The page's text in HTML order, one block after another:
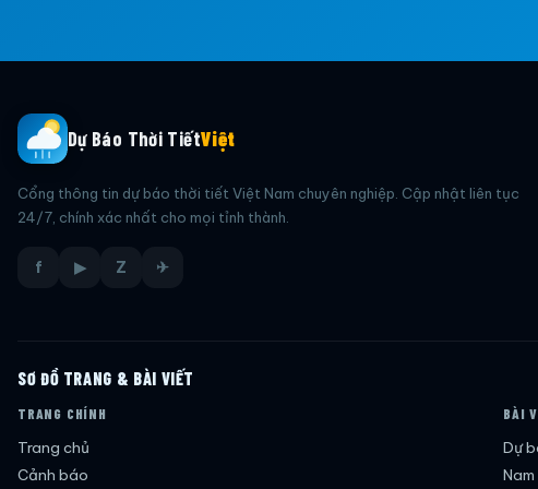
Dự Báo Thời TiếtViệt
Cổng thông tin dự báo thời tiết Việt Nam chuyên nghiệp. Cập nhật liên tục
24/7, chính xác nhất cho mọi tỉnh thành.
f ▶ Z ✈
SƠ ĐỒ TRANG & BÀI VIẾT
TRANG CHÍNH
Trang chủ
Cảnh báo
BÀI
Dự
Nam